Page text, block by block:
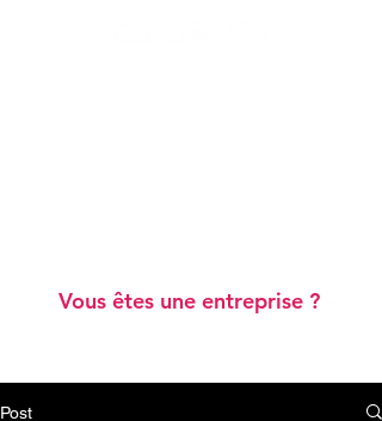
Vous êtes une entreprise ?
Post